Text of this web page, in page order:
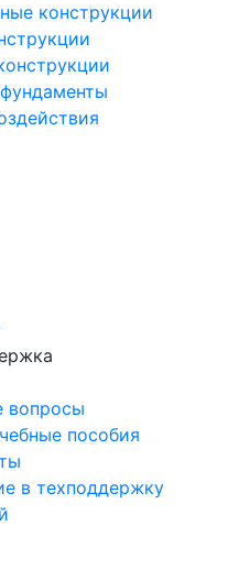
конструкции
вопросы
пособия
в техподдержку